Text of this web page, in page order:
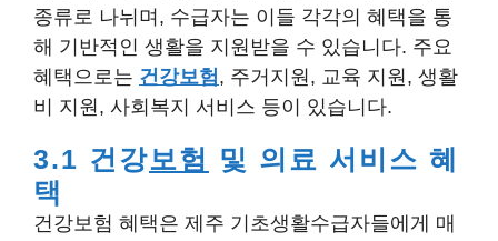
종류로 나뉘며, 수급자는 이들 각각의 혜택을 통
해 기반적인 생활을 지원받을 수 있습니다. 주요
혜택으로는 건강보험, 주거지원, 교육 지원, 생활
비 지원, 사회복지 서비스 등이 있습니다.
3.1 건강보험 및 의료 서비스 혜
택
건강보험 혜택은 제주 기초생활수급자들에게 매